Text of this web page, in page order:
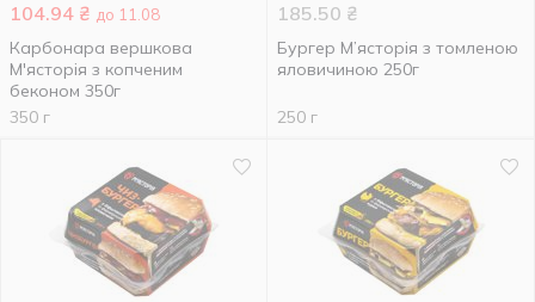
104.94 ₴ до 11.08
Карбонара вершкова
М'ясторія з копченим
беконом 350г
350 г
185.50 ₴
Бургер М’ясторія з томленою
яловичиною 250г
250 г